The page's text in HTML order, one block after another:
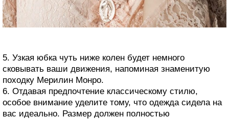
5. Узкая юбка чуть ниже колен будет немного
сковывать ваши движения, напоминая знаменитую
походку Мерилин Монро.
6. Отдавая предпочтение классическому стилю,
особое внимание уделите тому, что одежда сидела на
вас идеально. Размер должен полностью